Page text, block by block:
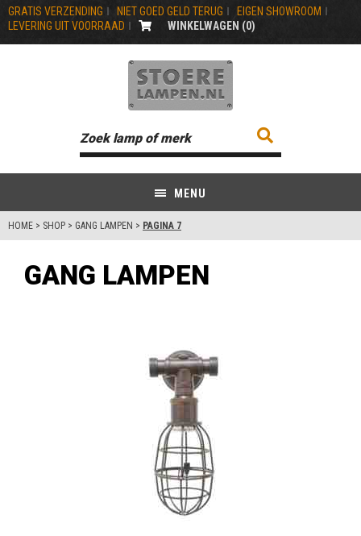
GRATIS VERZENDING NIET GOED GELD TERUG
EIGEN SHOWROOM
LEVERING UIT VOORRAAD
WINKELWAGEN (0)
MENU
HOME > SHOP > GANG LAMPEN > PAGINA 7
GANG LAMPEN